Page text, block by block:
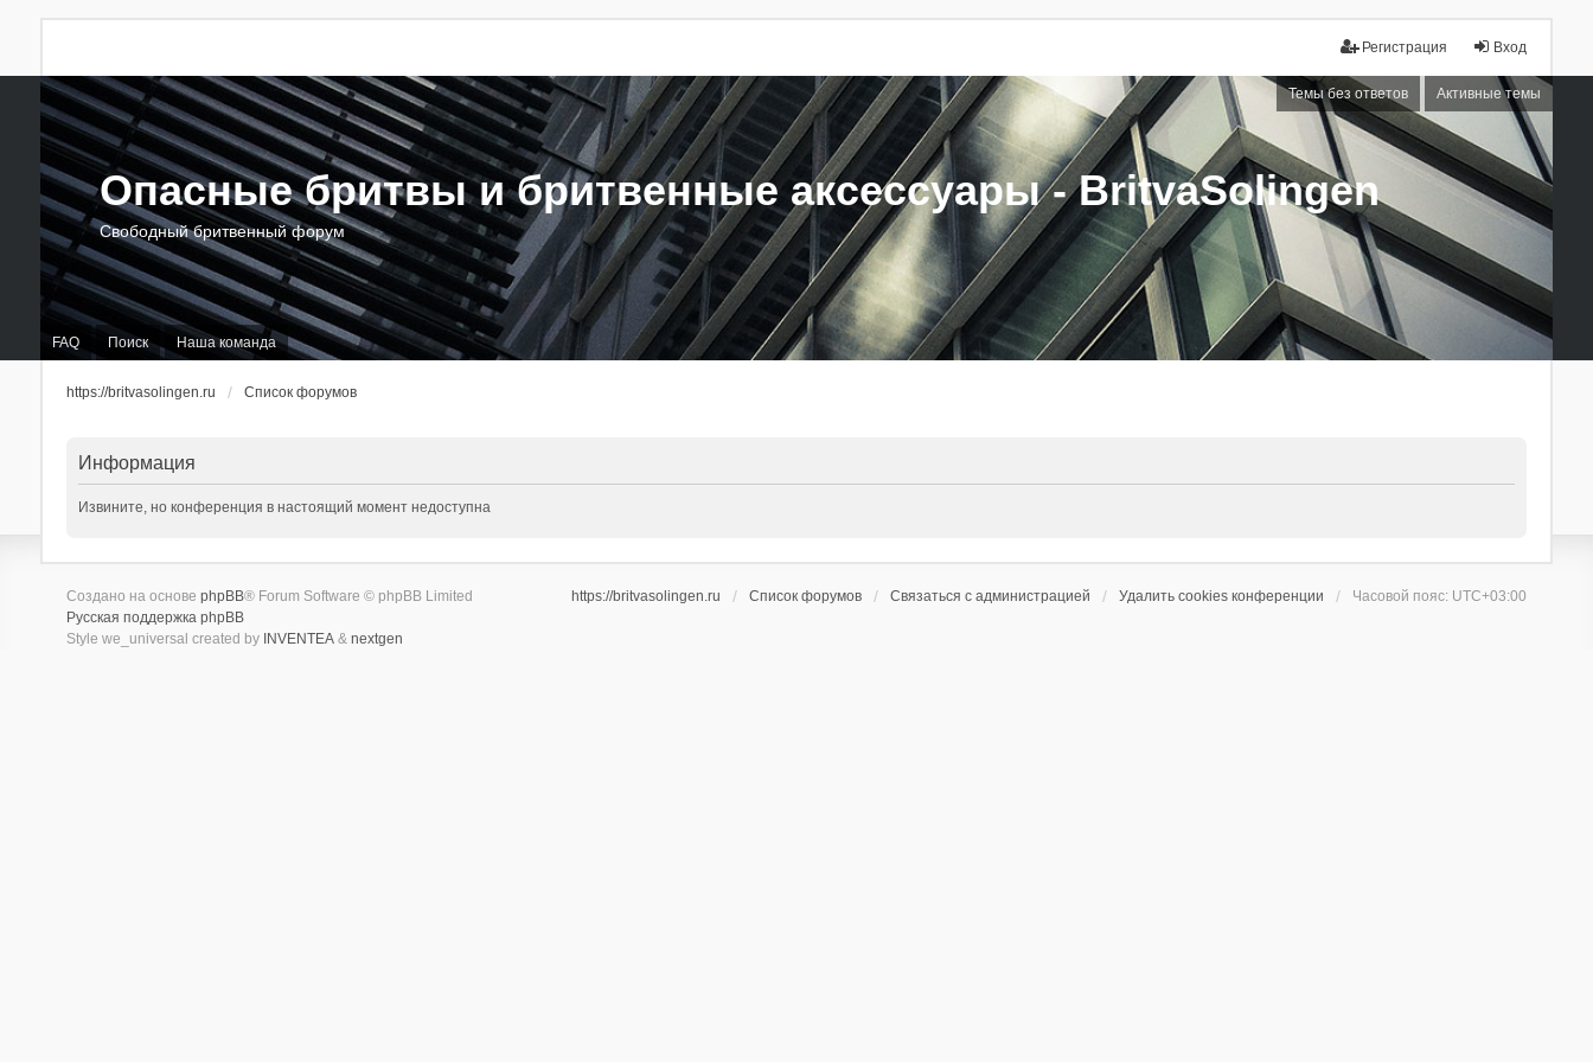
Вход
Регистрация
Темы без ответов Активные темы
FAQ Поиск Наша команда
Опасные бритвы и бритвенные аксессуары - BritvaSolingen
Свободный бритвенный форум
https://britvasolingen.ru Список форумов
Информация
Извините, но конференция в настоящий момент недоступна
https://britvasolingen.ru Список форумов Связаться с администрацией Удалить cookies конференции Часовой пояс: UTC+03:00
Создано на основе phpBB® Forum Software © phpBB Limited
Русская поддержка phpBB
Style we_universal created by INVENTEA& nextgen